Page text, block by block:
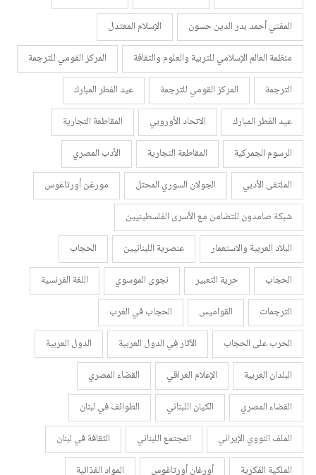
المفتي أحمد بدر الدين حسون
الإسلام المعتدل
منظمة العالم الإسلامي للتربية والعلوم والثقافة
المركز القومي للترجمة
الترجمة
المركز القومي للترجمة
عيد الفطر المبارك
عيد الفطر المبارك
الاتحاد الأوروبي
المقاطعة التجارية
الرسوم الجمركية
المقاطعة التجارية
الأدب المصري
الملتقى الأدبي
الجولان السوري المحتل
مورغن أورتاغوس
شبكة صامدون للتضامن مع الأسرى الفلسطينيين
البلاد العربية والاستعمار
عنصرية اللبنانيين
الحجاب
الحجاب
حرية التعبير نجوى الموسوي
اللغة الفرنسية
الترجمات
القواميس
الحجاب في الغرب
الحرب على الحجاب
الآثار في الدول العربية
الدول العربية
البلدان العربية
الإعلام العراقي
القضاء المصري
القضاء المصري
الكيان اللبناني
الطوائف في لبنان
الملف النووي الإيراني
المجتمع اللبناني
الثقافة في لبنان
الملكية الفكرية
أورغان أورتاغوس
المواد الغذائية